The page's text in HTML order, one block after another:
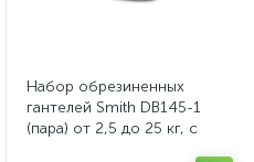
Набор обрезиненных
гантелей Smith DB145-1
(пара) от 2,5 до 25 кг, с